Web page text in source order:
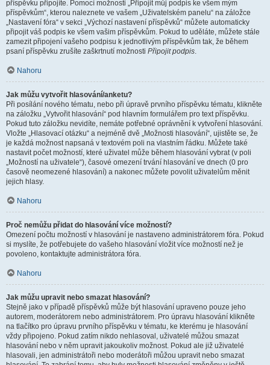
příspěvku připojíte. Pomocí možnosti „Připojit můj podpis ke všem mým
příspěvkům“, kterou naleznete ve vašem „Uživatelském panelu“ na záložce
„Nastavení fóra“ v sekci „Výchozí nastavení příspěvků“ můžete automaticky
připojit váš podpis ke všem vašim příspěvkům. Pokud to uděláte, můžete stále
zamezit připojení vašeho podpisu k jednotlivým příspěvkům tak, že během
psaní příspěvku zrušíte zaškrtnutí možnosti Připojit podpis.
Nahoru
Jak můžu vytvořit hlasování/anketu?
Při posílání nového tématu, nebo při úpravě prvního příspěvku tématu, klikněte
na záložku „Vytvořit hlasování“ pod hlavním formulářem pro text příspěvku.
Pokud tuto záložku nevidíte, nemáte potřebné oprávnění k vytvoření hlasování.
Vložte „Hlasovací otázku“ a nejméně dvě „Možnosti hlasování“, ujistěte se, že
je každá možnost napsaná v textovém poli na vlastním řádku. Můžete také
nastavit počet možností, které uživatel může během hlasování vybrat (v poli
„Možností na uživatele“), časové omezení trvání hlasování ve dnech (0 pro
časově neomezené hlasování) a nakonec můžete povolit uživatelům měnit
jejich hlasy.
Nahoru
Proč nemůžu přidat do hlasování více možností?
Omezení počtu možností v hlasování je nastaveno administrátorem fóra. Pokud
si myslíte, že potřebujete do vašeho hlasování vložit více možností než je
povoleno, kontaktujte administrátora fóra.
Nahoru
Jak můžu upravit nebo smazat hlasování?
Stejně jako v případě příspěvků může být hlasování upraveno pouze jeho
autorem, moderátorem nebo administrátorem. Pro úpravu hlasování klikněte
na tlačítko pro úpravu prvního příspěvku v tématu, ke kterému je hlasování
vždy připojeno. Pokud zatím nikdo nehlasoval, uživatelé můžou smazat
hlasování nebo v něm upravit jakoukoliv možnost. Pokud ale již uživatelé
hlasovali, jen administrátoři nebo moderátoři můžou upravit nebo smazat